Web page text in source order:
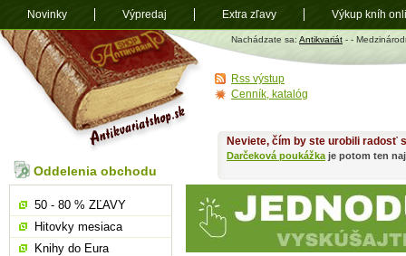
Antikvariát
shop.sk
Nachádzate sa: Antikvariát - -
Neviete, čím by ste urobili radosť
Darčeková poukážka je potom ten
Oddelenia obchodu
50 - 80 % ZĽAVY
Hitovky mesiaca
Knihy do Eura
Rss výstup
Cenník, katalóg
Novinky Výpredaj Extra zľavy Výkup kníh